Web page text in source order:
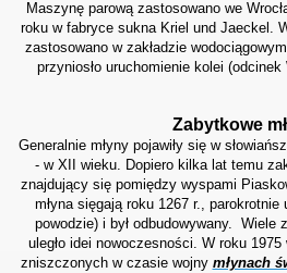
Maszynę parową zastosowano we
roku w fabryce sukna Kriel und Jaeckel.
zastosowano w zakładzie
przyniosło uruchomienie kolei (odcinek
Zabytkowe
Generalnie młyny pojawiły się w
- w XII wieku. Dopiero kilka lat temu
znajdujący się pomiędzy wyspami
młyna sięgają roku 1267 r., parokrotnie
powodzie) i był odbudowywany. Wiele
uległo idei nowoczesności. W roku
zniszczonych w czasie wojny młynach